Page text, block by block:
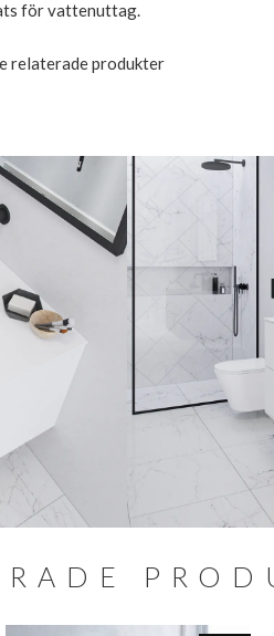
för vattenuttag.
relaterade produkter